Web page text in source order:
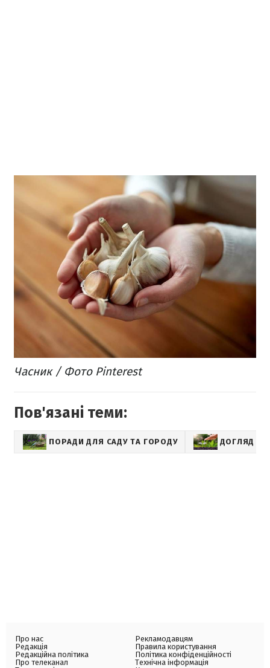
Часник / Фото Pinterest
Пов'язані теми:
ПОРАДИ ДЛЯ САДУ ТА ГОРОДУ ДОГЛЯД
Про нас
Редакція
Редакційна політика
Про телеканал
Рекламодавцям
Правила користування
Політика конфіденційності
Технічна інформація